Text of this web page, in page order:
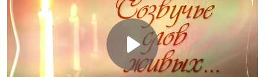
Что такое рождение свыше?
Евангелие по Иоанну 3:1-16
Ирина
Кириченко
#28
Иоанн Креститель о Христе.
Евангелие по Иоанну 1:13-18
Ирина
Кириченко
#27